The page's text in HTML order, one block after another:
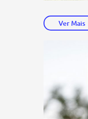
Ver Mais